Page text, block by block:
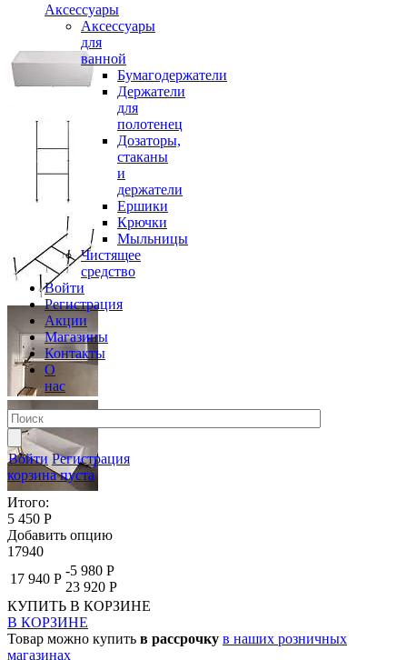
Аксессуары
Аксессуары
для
ванной
Бумагодержатели
Держатели
для
полотенец
Дозаторы,
стаканы
и
держатели
Ершики
Крючки
Мыльницы
Чистящее
средство
Войти
Регистрация
Акции
Магазины
Контакты
О
нас
Войти Регистрация
корзина пуста
Итого:
5 450 Р
Добавить опцию
17940
17 940 Р
-5 980 Р
23 920 Р
КУПИТЬ В КОРЗИНЕ
В КОРЗИНЕ
Товар можно купить в рассрочку в наших розничных
магазинах